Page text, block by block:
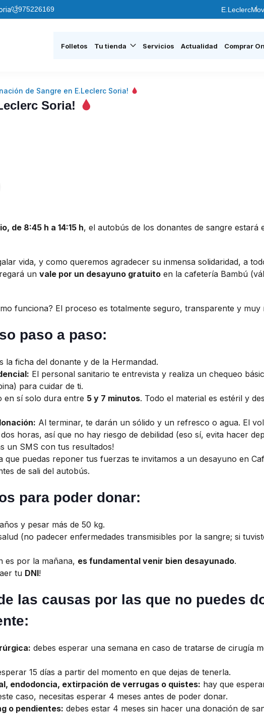
975226169 E.Leclerc
Folletos Tu tienda Servicios Actualidad Comprar
de Sangre en E.Leclerc Soria!
Soria!
de 8:45 h a 14:15 h, el autobús de los donantes de sangre estará
vida, y como queremos agradecer su inmensa solidaridad, a
unvale por un desayuno gratuito en la cafetería Bambú
funciona? El proceso es totalmente seguro, transparente y muy
paso a paso:
la ficha del donante y de la Hermandad.
El personal sanitario te entrevista y realiza un chequeo
para cuidar de ti.
en sí solo dura entre 5 y 7 minutos. Todo el material es estéril y
Al terminar, te darán un sólido y un refresco o agua. El
horas, así que no hay riesgo de debilidad (eso sí, evita hacer
un SMS con tus resultados!
que puedas reponer tus fuerzas te invitamos a un desayuno en
de sali del autobús.
para poder donar:
y pesar más de 50 kg.
(no padecer enfermedades transmisibles por la sangre; si
es por la mañana, es fundamental venir bien desayunado.
tu DNI!
las causas por las que no puedes
debes esperar una semana en caso de tratarse de cirugía
15 días a partir del momento en que dejas de tenerla.
endodoncia, extirpación de verrugas o quistes: hay que
caso, necesitas esperar 4 meses antes de poder donar.
o pendientes: debes estar 4 meses sin hacer una donación de